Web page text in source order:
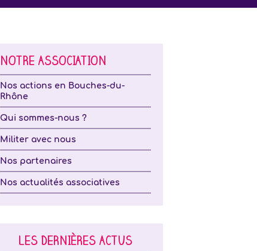
NOTRE ASSOCIATION
Nos actions en Bouches-du-
Rhône
Qui sommes-nous ?
Militer avec nous
Nos partenaires
Nos actualités associatives
LES DERNIÈRES ACTUS